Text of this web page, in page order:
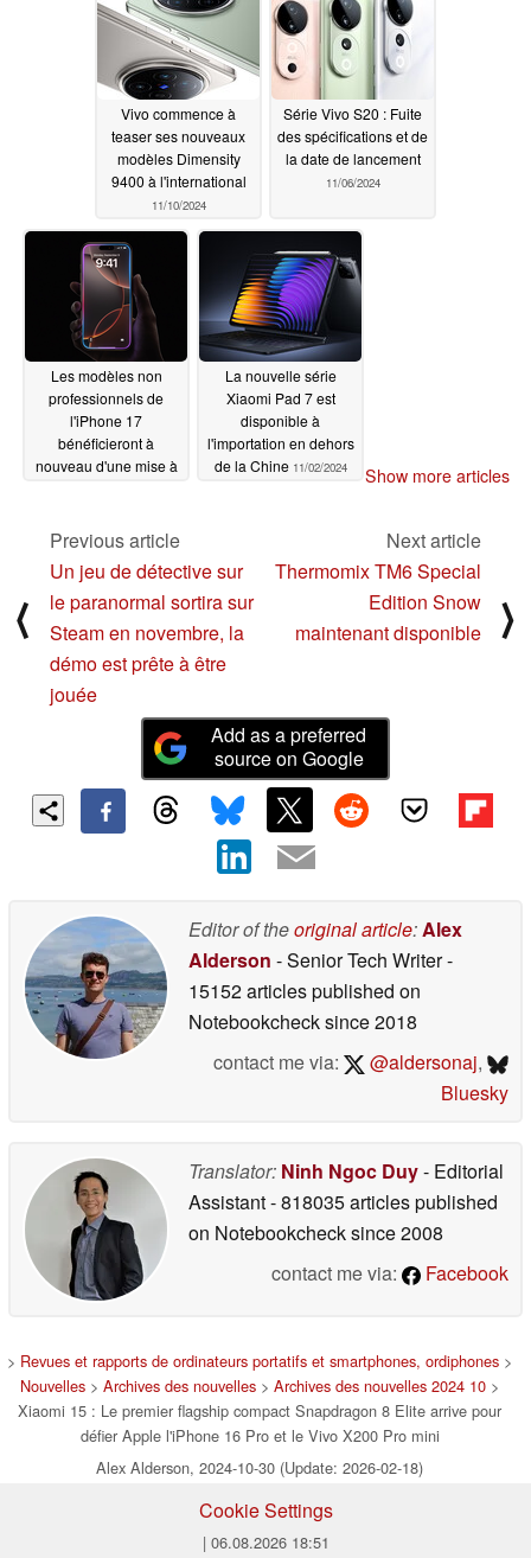
Vivo commence à
teaser ses nouveaux
modèles Dimensity
9400 à l'international
11/10/2024
Série Vivo S20 : Fuite
des spécifications et de
la date de lancement
11/06/2024
Les modèles non
professionnels de
l'iPhone 17
bénéficieront à
nouveau d'une mise à
11/04/2024
La nouvelle série
Xiaomi Pad 7 est
disponible à
l'importation en dehors
de la Chine 11/02/2024 Show more articles
⟨
Previous article
Un jeu de détective sur
le paranormal sortira sur
Steam en novembre, la
démo est prête à être
jouée
Next article
Thermomix TM6 Special
Edition Snow
maintenant disponible
⟩
Add as a preferred
source on Google
Editor of theoriginal article:Alex
Alderson - Senior Tech Writer-
15152 articles published on
Notebookchecksince 2018
contact me via:
@aldersonaj,
Bluesky
Translator: Ninh Ngoc Duy- Editorial
Assistant- 818035 articles published
on Notebookchecksince 2008
contact me via:
Facebook
> Revues et rapports de ordinateurs portatifs et smartphones, ordiphones >
Nouvelles > Archives des nouvelles > Archives des nouvelles 2024 10 >
Xiaomi 15 : Le premier flagship compact Snapdragon 8 Elite arrive pour
défier Apple l'iPhone 16 Pro et le Vivo X200 Pro mini
Alex Alderson, 2024-10-30 (Update: 2026-02-18)
Cookie Settings
| 06.08.2026 18:51